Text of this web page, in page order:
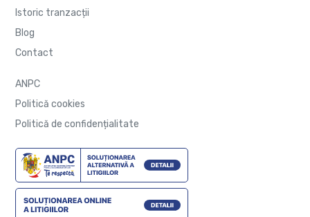
Istoric tranzacții
Blog
Contact
ANPC
Politică cookies
Politică de confidențialitate